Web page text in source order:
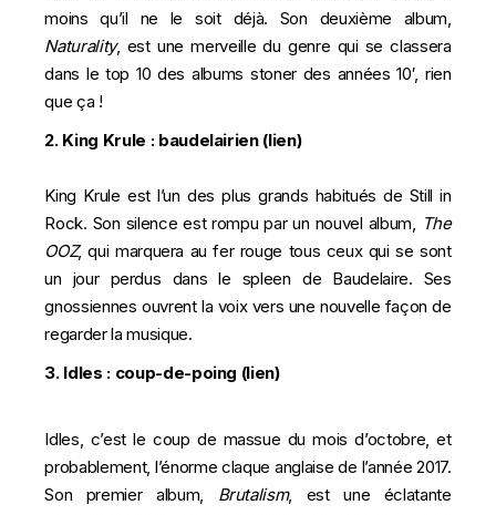
moins qu’il ne le soit déjà. Son deuxième album,
Naturality, est une merveille du genre qui se classera
dans le top 10 des albums stoner des années 10′, rien
que ça !
2. King Krule : baudelairien (lien)
King Krule est l’un des plus grands habitués de Still in
Rock. Son silence est rompu par un nouvel album, The
OOZ, qui marquera au fer rouge tous ceux qui se sont
un jour perdus dans le spleen de Baudelaire. Ses
gnossiennes ouvrent la voix vers une nouvelle façon de
regarder la musique.
3. Idles : coup-de-poing (lien)
Idles, c’est le coup de massue du mois d’octobre, et
probablement, l’énorme claque anglaise de l’année 2017.
Son premier album, Brutalism, est une éclatante